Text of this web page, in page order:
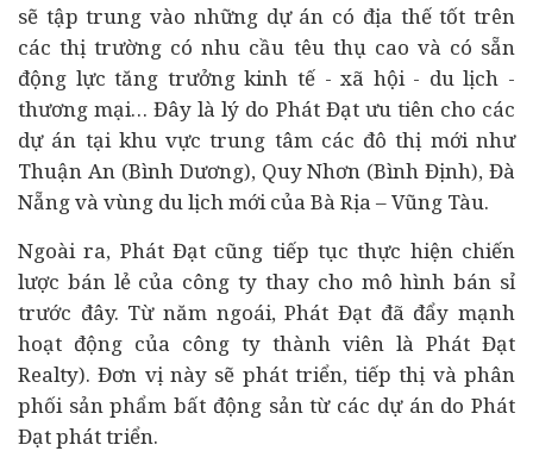
sẽ tập trung vào những dự án có địa thế tốt trên
các thị trường có nhu cầu têu thụ cao và có sẵn
động lực tăng trưởngkinh tế- xã hội - du lịch -
thương mại… Đây là lý do Phát Đạt ưu tiên cho các
dự án tại khu vực trung tâm các đô thị mới như
Thuận An (Bình Dương), Quy Nhơn (Bình Định), Đà
Nẵng và vùng du lịch mới của Bà Rịa – Vũng Tàu.
Ngoài ra, Phát Đạt cũng tiếp tục thực hiện chiến
lược bán lẻ của công ty thay cho mô hình bán sỉ
trước đây. Từ năm ngoái, Phát Đạt đã đẩy mạnh
hoạt động của công ty thành viên là Phát Đạt
Realty). Đơn vị này sẽ phát triển, tiếp thị và phân
phối sản phẩm bất động sản từ các dự án do Phát
Đạt phát triển.